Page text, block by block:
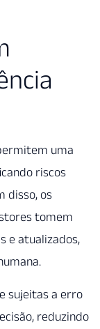
uma
riscos
disso, os
tomem
e atualizados,
sujeitas a erro
reduzindo